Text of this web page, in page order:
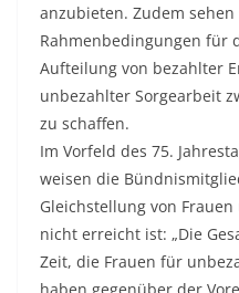
anzubieten. Zudem
Rahmenbedingungen für
Aufteilung von bezahlter
unbezahlter Sorgearbeit
zu schaffen.
Im Vorfeld des 75.
weisen die
Gleichstellung von
nicht erreicht ist: „Die
Zeit, die Frauen für